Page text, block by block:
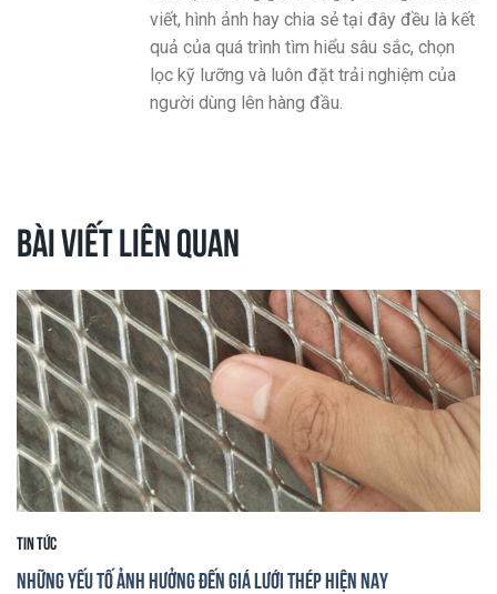
viết, hình ảnh hay chia sẻ tại đây đều là kết
quả của quá trình tìm hiểu sâu sắc, chọn
lọc kỹ lưỡng và luôn đặt trải nghiệm của
người dùng lên hàng đầu.
Bài viết liên quan
Tin tức
Những yếu tố ảnh hưởng đến giá lưới thép hiện nay